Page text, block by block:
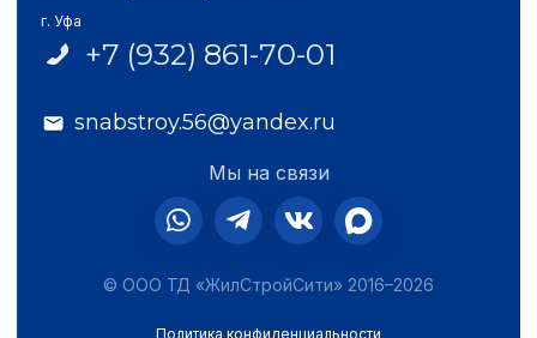
г. Уфа
+7 (932) 861-70-01
snabstroy.56@yandex.ru
Мы на связи
© ООО ТД «ЖилСтройСити» 2016–2026
Политика конфиденциальности